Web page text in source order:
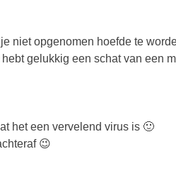
niet opgenomen hoefde te
gelukkig een schat van een
het een vervelend virus is 🙂
😉